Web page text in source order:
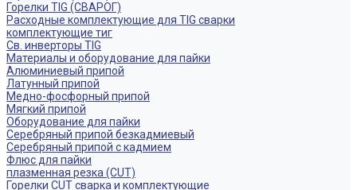
Горелки TIG (СВАРОГ)
Расходные комплектующие для TIG сварки
комплектующие тиг
Св. инверторы TIG
Материалы и оборудование для пайки
Алюминиевый припой
Латунный припой
Медно-фосфорный припой
Мягкий припой
Оборудование для пайки
Серебряный припой безкадмиевый
Серебряный припой с кадмием
Флюс для пайки
плазменная резка (CUT)
Горелки CUT сварка и комплектующие